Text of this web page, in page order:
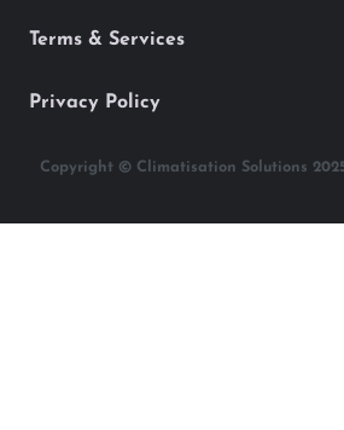
Terms & Services
Privacy Policy
Copyright © Climatisation Solutions